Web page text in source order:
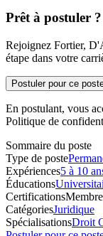
Prêt à postuler ?
Rejoignez Fortier,
étape dans votre
Postuler pour ce
En postulant, vous
Politique de
Sommaire du poste
Type de poste
Expériences5 à 10
Éducations
Certifications
CatégoriesJuridique
SpécialisationsDroit